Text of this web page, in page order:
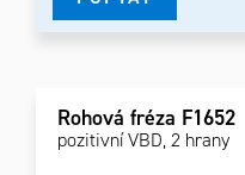
Rohová fréza F1652
pozitivní VBD, 2 hrany